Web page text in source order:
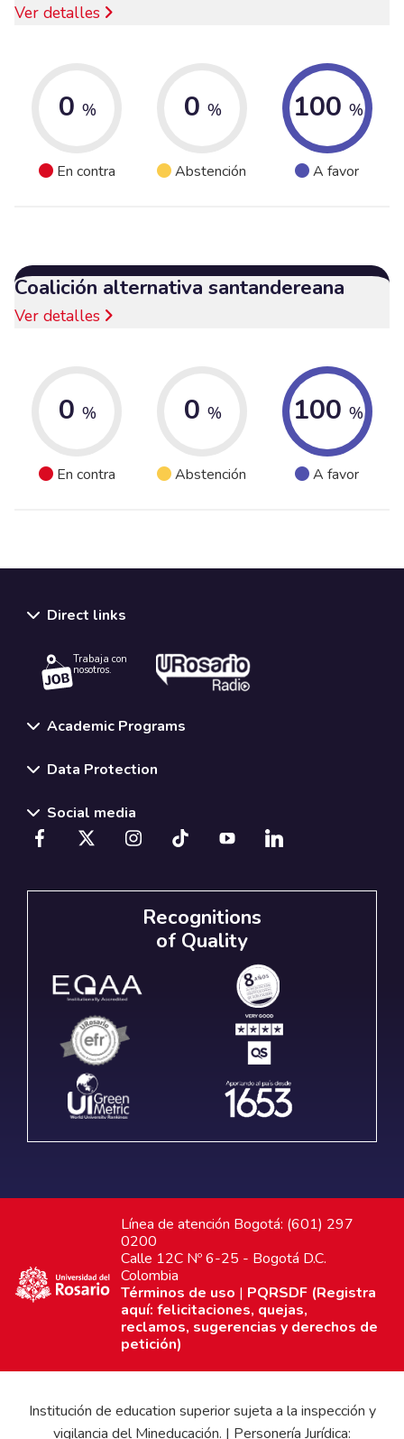
Ver detalles
0 %
En contra
0 %
Abstención
100 %
A favor
Coalición alternativa santandereana
Ver detalles
0 %
En contra
0 %
Abstención
100 %
A favor
Direct links
Trabaja con
nosotros.
Academic Programs
Data Protection
Social media
Recognitions
of Quality
Línea de atención Bogotá: (601) 297
0200
Calle 12C Nº 6-25 - Bogotá D.C.
Colombia
Términos de uso | PQRSDF (Registra
aquí: felicitaciones, quejas,
reclamos, sugerencias y derechos de
petición)
Institución de education superior sujeta a la inspección y
vigilancia del Mineducación. | Personería Jurídica: